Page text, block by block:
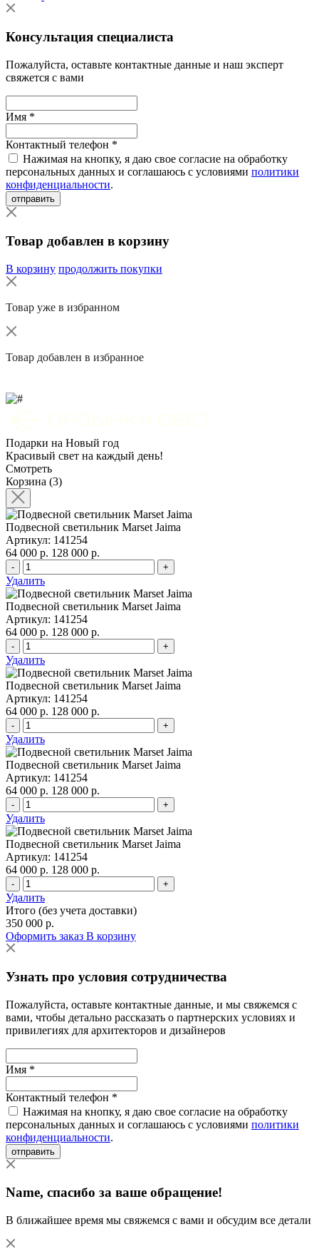
Консультация специалиста
Пожалуйста, оставьте контактные данные и наш эксперт
свяжется с вами
Имя *
Контактный телефон *
Нажимая на кнопку, я даю свое согласие на обработку
персональных данных и соглашаюсь с условиями политики
конфиденциальности.
отправить
Товар добавлен в корзину
В корзину продолжить покупки
Товар уже в избранном
Товар добавлен в избранное
Подарки на Новый год
Красивый свет на каждый день!
Смотреть
Корзина (3)
Подвесной светильник Marset Jaima
Артикул: 141254
64 000 р. 128 000 р.
- +
Удалить
Подвесной светильник Marset Jaima
Артикул: 141254
64 000 р. 128 000 р.
- +
Удалить
Подвесной светильник Marset Jaima
Артикул: 141254
64 000 р. 128 000 р.
- +
Удалить
Подвесной светильник Marset Jaima
Артикул: 141254
64 000 р. 128 000 р.
- +
Удалить
Подвесной светильник Marset Jaima
Артикул: 141254
64 000 р. 128 000 р.
- +
Удалить
Итого (без учета доставки)
350 000 р.
Оформить заказ В корзину
Узнать про условия сотрудничества
Пожалуйста, оставьте контактные данные, и мы свяжемся с
вами, чтобы детально рассказать о партнерских условиях и
привилегиях для архитекторов и дизайнеров
Имя *
Контактный телефон *
Нажимая на кнопку, я даю свое согласие на обработку
персональных данных и соглашаюсь с условиями политики
конфиденциальности.
отправить
Name, спасибо за ваше обращение!
В ближайшее время мы свяжемся с вами и обсудим все детали